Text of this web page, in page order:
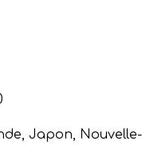
Japon, Nouvelle-